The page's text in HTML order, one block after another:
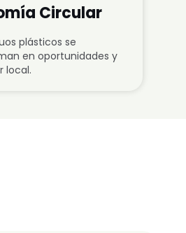
Circular
plásticos se
en oportunidades y
local.